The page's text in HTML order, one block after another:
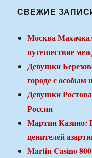
СВЕЖИЕ
Москва
путешествие
Девушки
городе с
Девушки
России
Мартин Казино:
ценителей
Martin Casino